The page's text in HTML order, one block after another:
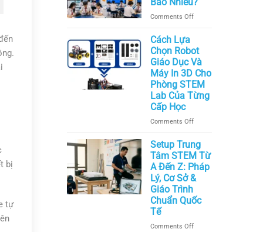
bị
tự
Nội
STEM
Hiện
Đại
Nhất
Hiện
Bao Nhiêu?
Comments Offon
Xây
Dựng
Phòng
STEM
Lab
Hết
Nhiêu?
Cách Lựa
Chọn Robot
Giáo Dục Và
Máy In 3D Cho
Phòng STEM
Lab Của Từng
Cấp Học
Comments Offon
Lựa
Chọn
Robot
Giáo
Và
Máy
3D
Setup Trung
Tâm STEM Từ
A Đến Z: Pháp
Lý, Cơ Sở &
Giáo Trình
Chuẩn Quốc
Tế
Comments Offon